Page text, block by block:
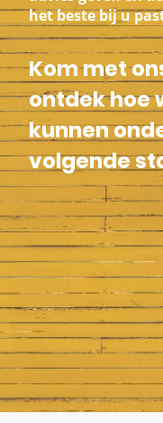
het beste bij u
Kom met
ontdek hoe
kunnen
volgende